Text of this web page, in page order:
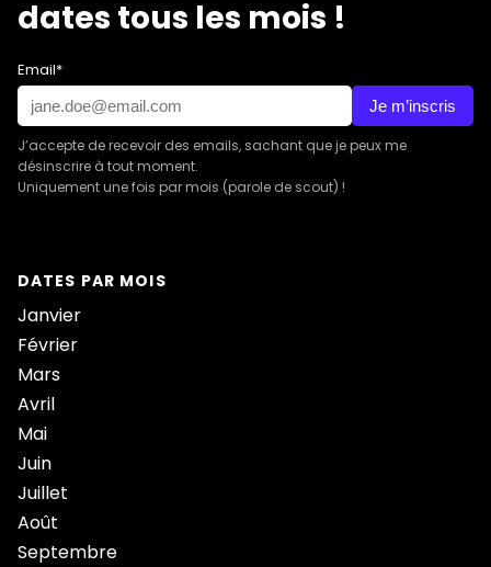
dates tous les mois !
Email*
Je m’inscris
J’accepte de recevoir des emails, sachant que je peux me
désinscrire à tout moment.
Uniquement une fois par mois (parole de scout) !
DATES PAR MOIS
Janvier
Février
Mars
Avril
Mai
Juin
Juillet
Août
Septembre